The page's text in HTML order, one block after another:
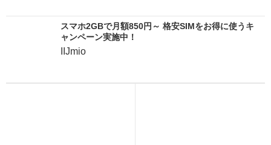
スマホ2GBで月額850円～ 格安SIMをお得に使うキ
ャンペーン実施中！
IIJmio